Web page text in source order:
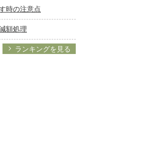
時の注意点
額処理
ランキングを見る